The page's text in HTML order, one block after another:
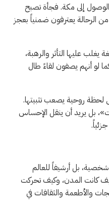
الوصول إلى مكة. فجأة تصبح
من الرحالة يعترفون ضمنياً بعجز
عليها التأثر والرهبة،
لو أنهم يصفون لقاءً طال
لحظة روحية يصعب تثبيتها.
بل يريد أن ينقل الإحساس
بل أرشيفاً للعالم
كانت المدن، وكيف تحركت
والأطعمة والثقافات في